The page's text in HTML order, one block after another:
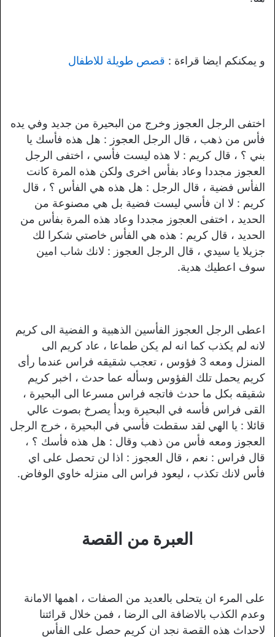
و يمكنكم ايضا قراءة : قصص طويلة للاطفال
اختفى الرجل العجوز وخرج من البحيرة من جديد وفي يده
فأس من ذهب ، قال الرجل العجوز : هل هذه فأسك يا
بني ؟ ، قال كريم : لا هذه ليست فأسي ، اختفى الرجل
العجوز مجددا وعاد بفأس اخرى ولكن هذه المرة كانت
الفأس فضية ، قال الرجل : هل هذه هي الفأس ؟ ، قال
كريم : لا ان فأسي ليست فضية بل هي مصنوعة من
الحديد ، اختفى العجوز مجددا وعاد هذه المرة بفأس من
الحديد ، قال كريم : هذه هي الفأس خاصتي شكرا لك
جزيلا يا سيدي ، قال الرجل العجوز : لانك شاب امين
سوف اعطيك هدية.
اعطى الرجل العجوز الفأسين الذهبية و الفضية الى كريم
لانه لم يكذب كما انه لم يكن طماعا ، عاد كريم الى
المنزل ومعه 3 فؤوس ، تعجب شقيقه فراس عندما رأى
كريم يحمل تلك الفؤوس وسأله عما حدث ، اخبر كريم
شقيقه بكل ما حدث فاتجه فراس مسرعا الى البحيرة ،
القى فراس فأسه في البحيرة وبدأ يصرخ بصوت عالي
قائلا : يا الهي لقد سقطت فأسي في البحيرة ، خرج الرجل
العجوز ومعه فأس من ذهب وقال : هل هذه فأسك ؟ ،
قال فراس : نعم ، قال العجوز : اذا لن تحصل على اي
فأس لانك تكذب ، ليعود فراس الى منزله خاوي الوفاض.
العبرة من القصة
على المرء ان يتحلى بالعديد من الصفات ، اهمها الامانة
وعدم الكذب بالاضافة الى الرضا ، فمن خلال قرائتنا
لاحداث هذه القصة نجد ان كريم حصل على الفأس